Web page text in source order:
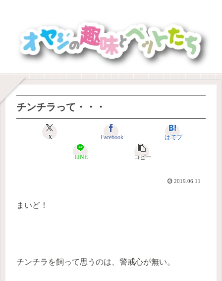
チンチラって・・・
X Facebook はてブ
LINE コピー
2019.06.11
まいど！
チンチラを飼って思うのは、警戒心が無い。